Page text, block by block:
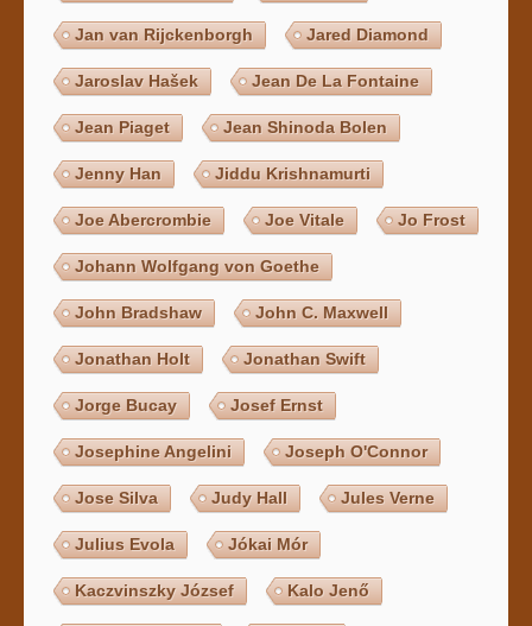
Jan van Rijckenborgh Jared Diamond
Jaroslav Hašek Jean De La Fontaine
Jean Piaget Jean Shinoda Bolen
Jenny Han Jiddu Krishnamurti
Joe Abercrombie Joe Vitale Jo Frost
Johann Wolfgang von Goethe
John Bradshaw John C. Maxwell
Jonathan Holt Jonathan Swift
Jorge Bucay Josef Ernst
Josephine Angelini Joseph O'Connor
Jose Silva Judy Hall Jules Verne
Julius Evola Jókai Mór
Kaczvinszky József Kalo Jenő